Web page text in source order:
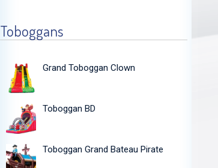
Toboggans
Grand Toboggan Clown
Toboggan BD
Toboggan Grand Bateau Pirate